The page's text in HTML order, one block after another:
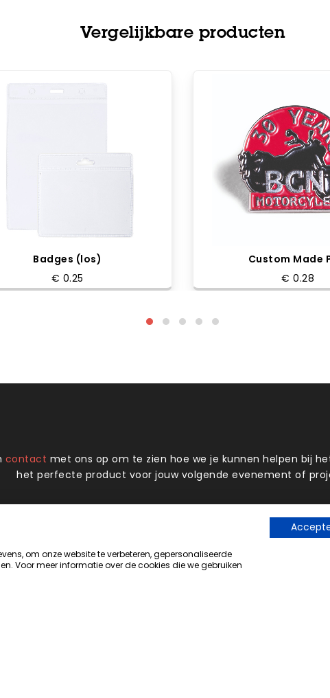
Vergelijkbare producten
Badges (los)
€ 0.25
Custom Made
€ 0.28
contact met ons op om te zien hoe we je kunnen helpen bij
het perfecte product voor jouw volgende evenement of
De Nieuwe Haven 25, Hardenberg
Nederland
om onze website te verbeteren, gepersonaliseerde
Voor meer informatie over de cookies die we gebruiken